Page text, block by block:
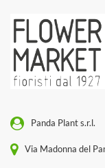
Panda Plant s.r.l.
Via Madonna del